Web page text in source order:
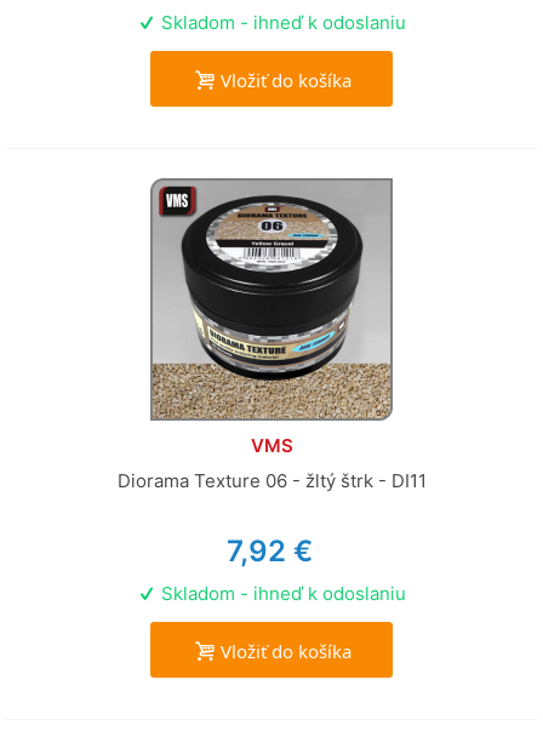
Skladom - ihneď k odoslaniu
Vložiť do košíka
VMS
Diorama Texture 06 - žltý štrk - DI11
7,92 €
Skladom - ihneď k odoslaniu
Vložiť do košíka